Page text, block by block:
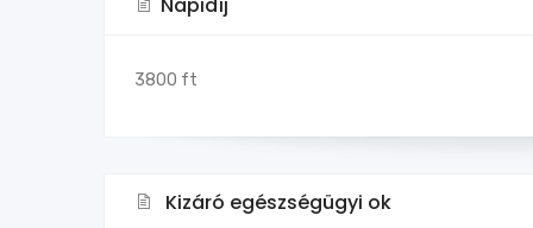
3800 ft
Kizáró egészségügyi ok